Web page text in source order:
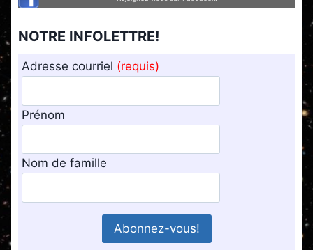
NOTRE INFOLETTRE!
Adresse courriel (requis)
Prénom
Nom de famille